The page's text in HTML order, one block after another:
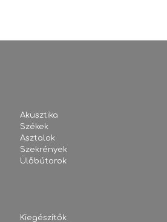
Akusztika
Székek
Asztalok
Szekrények
Ülőbútorok
Kiegészítők